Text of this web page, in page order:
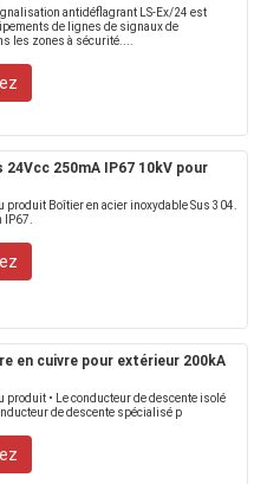
antidéflagrant LS-Ex/24 est
de lignes de signaux de
les zones à sécurité....
250mA IP67 10kV pour
produit Boîtier en acier inoxydable Sus 304.
IP67.
en cuivre pour extérieur 200kA
produit • Le conducteur de descente isolé
de descente spécialisé p